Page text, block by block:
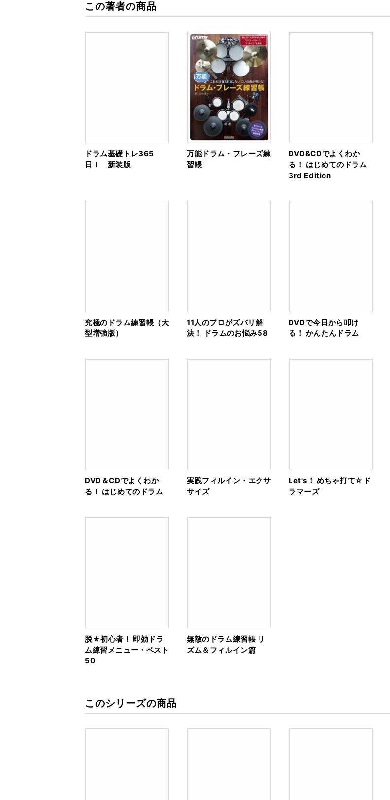
この著者の商品
ドラム基礎トレ365
日！ 新装版
万能ドラム・フレーズ練
習帳
DVD&CDでよくわか
る！ はじめてのドラム
3rd Edition
究極のドラム練習帳（大
型増強版）
11人のプロがズバリ解
決！ ドラムのお悩み58
DVDで今日から叩け
る！ かんたんドラム
DVD＆CDでよくわか
る！ はじめてのドラム
実践フィルイン・エクサ
サイズ
Let's！ めちゃ打て☆ド
ラマーズ
脱★初心者！ 即効ドラ
ム練習メニュー・ベスト
50
無敵のドラム練習帳 リ
ズム＆フィルイン篇
このシリーズの商品